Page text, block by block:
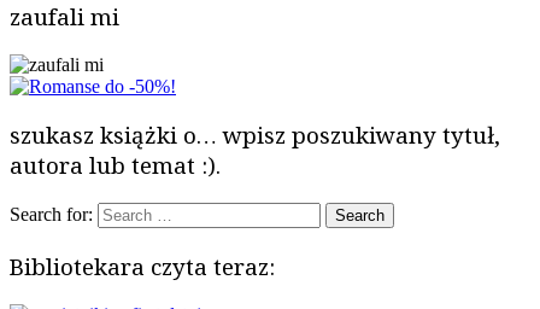
zaufali mi
szukasz książki o… wpisz poszukiwany tytuł,
autora lub temat :).
Search for:
Bibliotekara czyta teraz: